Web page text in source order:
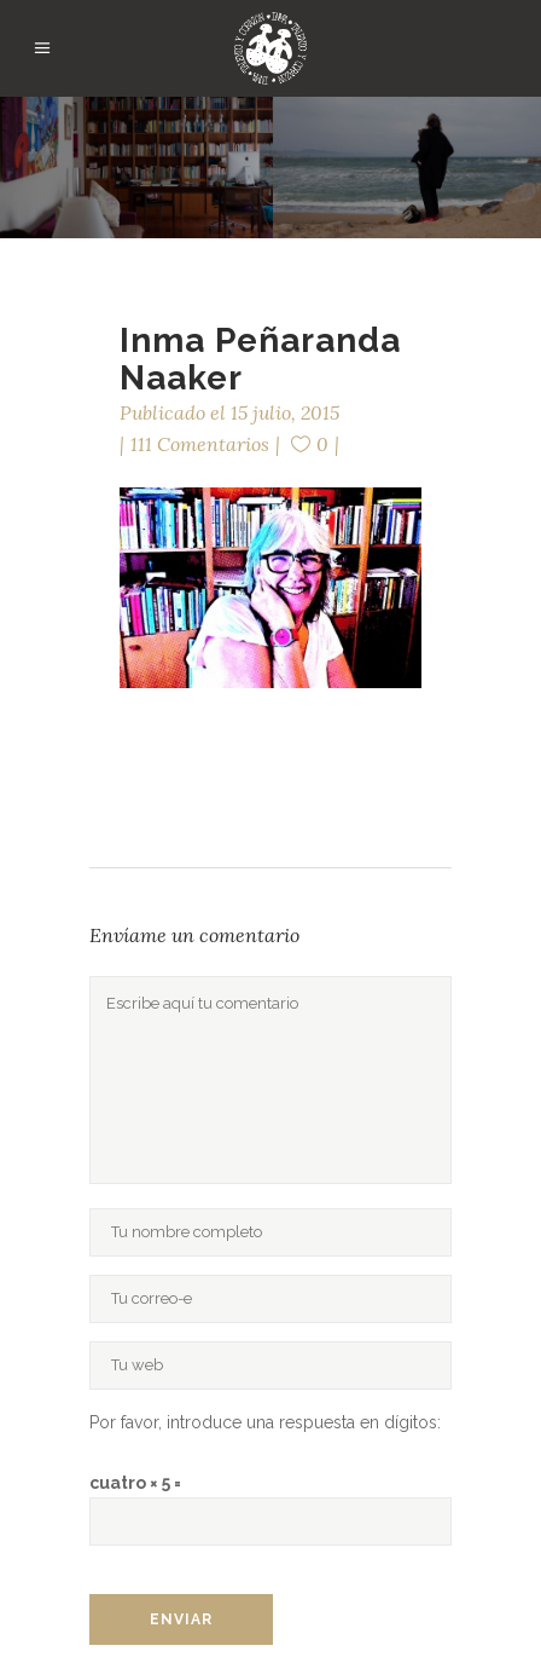
Inma Peñaranda
Naaker
Publicado el 15 julio, 2015
111 Comentarios
0
Envíame un comentario
Por favor, introduce una respuesta en dígitos:
cuatro × 5 =